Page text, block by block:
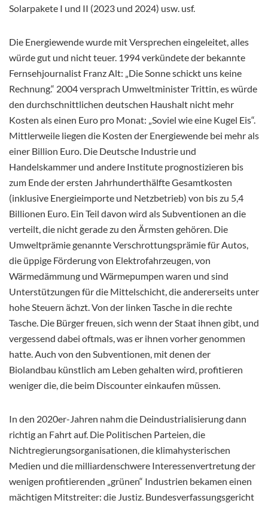
Solarpakete I und II (2023 und 2024) usw. usf.
Die Energiewende wurde mit Versprechen eingeleitet, alles
würde gut und nicht teuer. 1994 verkündete der bekannte
Fernsehjournalist Franz Alt: „Die Sonne schickt uns keine
Rechnung.“ 2004 versprach Umweltminister Trittin, es würde
den durchschnittlichen deutschen Haushalt nicht mehr
Kosten als einen Euro pro Monat: „Soviel wie eine Kugel Eis“.
Mittlerweile liegen die Kosten der Energiewende bei mehr als
einer Billion Euro. Die Deutsche Industrie und
Handelskammer und andere Institute prognostizieren bis
zum Ende der ersten Jahrhunderthälfte Gesamtkosten
(inklusive Energieimporte und Netzbetrieb) von bis zu 5,4
Billionen Euro. Ein Teil davon wird als Subventionen an die
verteilt, die nicht gerade zu den Ärmsten gehören. Die
Umweltprämie genannte Verschrottungsprämie für Autos,
die üppige Förderung von Elektrofahrzeugen, von
Wärmedämmung und Wärmepumpen waren und sind
Unterstützungen für die Mittelschicht, die andererseits unter
hohe Steuern ächzt. Von der linken Tasche in die rechte
Tasche. Die Bürger freuen, sich wenn der Staat ihnen gibt, und
vergessend dabei oftmals, was er ihnen vorher genommen
hatte. Auch von den Subventionen, mit denen der
Biolandbau künstlich am Leben gehalten wird, profitieren
weniger die, die beim Discounter einkaufen müssen.
In den 2020er-Jahren nahm die Deindustrialisierung dann
richtig an Fahrt auf. Die Politischen Parteien, die
Nichtregierungsorganisationen, die klimahysterischen
Medien und die milliardenschwere Interessenvertretung der
wenigen profitierenden „grünen“ Industrien bekamen einen
mächtigen Mitstreiter: die Justiz. Bundesverfassungsgericht